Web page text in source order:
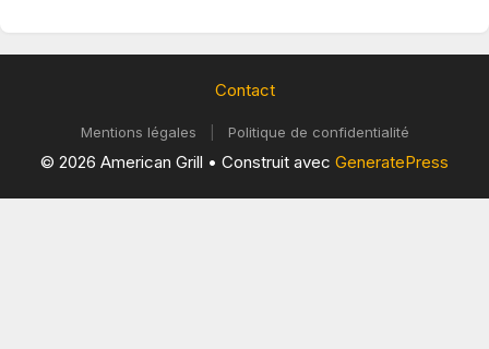
Contact
Mentions légales Politique de confidentialité
© 2026 American Grill • Construit avec GeneratePress